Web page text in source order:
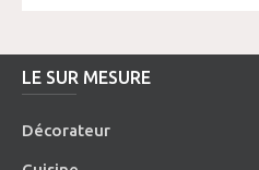
LE SUR MESURE
Décorateur